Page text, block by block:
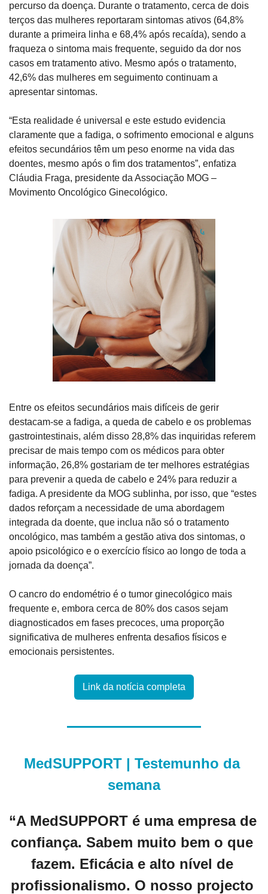
percurso da doença. Durante o tratamento, cerca de dois
terços das mulheres reportaram sintomas ativos (64,8%
durante a primeira linha e 68,4% após recaída), sendo a
fraqueza o sintoma mais frequente, seguido da dor nos
casos em tratamento ativo. Mesmo após o tratamento,
42,6% das mulheres em seguimento continuam a
apresentar sintomas.
“Esta realidade é universal e este estudo evidencia
claramente que a fadiga, o sofrimento emocional e alguns
efeitos secundários têm um peso enorme na vida das
doentes, mesmo após o fim dos tratamentos”, enfatiza
Cláudia Fraga, presidente da Associação MOG –
Movimento Oncológico Ginecológico.
Entre os efeitos secundários mais difíceis de gerir
destacam-se a fadiga, a queda de cabelo e os problemas
gastrointestinais, além disso 28,8% das inquiridas referem
precisar de mais tempo com os médicos para obter
informação, 26,8% gostariam de ter melhores estratégias
para prevenir a queda de cabelo e 24% para reduzir a
fadiga. A presidente da MOG sublinha, por isso, que “estes
dados reforçam a necessidade de uma abordagem
integrada da doente, que inclua não só o tratamento
oncológico, mas também a gestão ativa dos sintomas, o
apoio psicológico e o exercício físico ao longo de toda a
jornada da doença”.
O cancro do endométrio é o tumor ginecológico mais
frequente e, embora cerca de 80% dos casos sejam
diagnosticados em fases precoces, uma proporção
significativa de mulheres enfrenta desafios físicos e
emocionais persistentes.
Link da notícia completa
MedSUPPORT | Testemunho da
semana
“A MedSUPPORT é uma empresa de
confiança. Sabem muito bem o que
fazem. Eficácia e alto nível de
profissionalismo. O nosso projecto